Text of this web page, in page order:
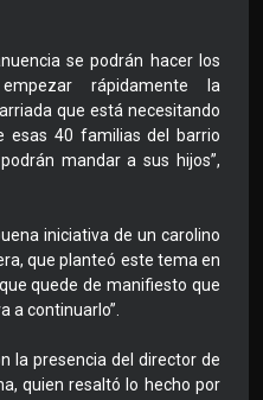
se podrán hacer los
rápidamente la
que está necesitando
esas 40 familias del barrio
mandar a sus hijos”,
iniciativa de un carolino
que planteó este tema en
quede de manifiesto que
a continuarlo”.
la presencia del director de
quien resaltó lo hecho por